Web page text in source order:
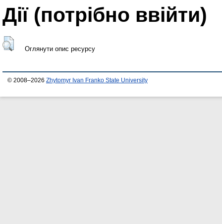
Дії ​​(потрібно ввійти)
Оглянути опис ресурсу
© 2008–2026 Zhytomyr Ivan Franko State University